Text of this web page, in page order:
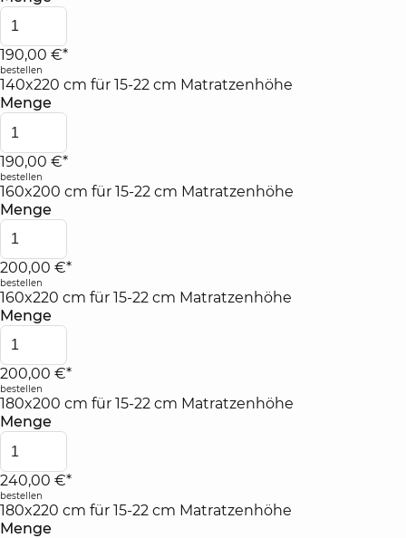
190,00 €*
bestellen
140x220 cm für 15-22 cm Matratzenhöhe
Menge
190,00 €*
bestellen
160x200 cm für 15-22 cm Matratzenhöhe
Menge
200,00 €*
bestellen
160x220 cm für 15-22 cm Matratzenhöhe
Menge
200,00 €*
bestellen
180x200 cm für 15-22 cm Matratzenhöhe
Menge
240,00 €*
bestellen
180x220 cm für 15-22 cm Matratzenhöhe
Menge